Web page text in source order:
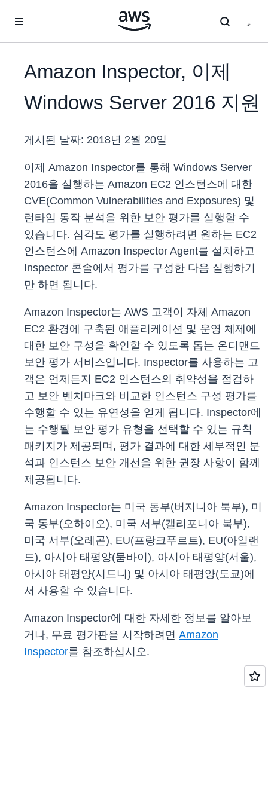
Amazon Inspector, 이제
Windows Server 2016 지원
게시된 날짜: 2018년 2월 20일
이제 Amazon Inspector를 통해 Windows Server
2016을 실행하는 Amazon EC2 인스턴스에 대한
CVE(Common Vulnerabilities and Exposures) 및
런타임 동작 분석을 위한 보안 평가를 실행할 수
있습니다. 심각도 평가를 실행하려면 원하는 EC2
인스턴스에 Amazon Inspector Agent를 설치하고
Inspector 콘솔에서 평가를 구성한 다음 실행하기
만 하면 됩니다.
Amazon Inspector는 AWS 고객이 자체 Amazon
EC2 환경에 구축된 애플리케이션 및 운영 체제에
대한 보안 구성을 확인할 수 있도록 돕는 온디맨드
보안 평가 서비스입니다. Inspector를 사용하는 고
객은 언제든지 EC2 인스턴스의 취약성을 점검하
고 보안 벤치마크와 비교한 인스턴스 구성 평가를
수행할 수 있는 유연성을 얻게 됩니다. Inspector에
는 수행될 보안 평가 유형을 선택할 수 있는 규칙
패키지가 제공되며, 평가 결과에 대한 세부적인 분
석과 인스턴스 보안 개선을 위한 권장 사항이 함께
제공됩니다.
Amazon Inspector는 미국 동부(버지니아 북부), 미
국 동부(오하이오), 미국 서부(캘리포니아 북부),
미국 서부(오레곤), EU(프랑크푸르트), EU(아일랜
드), 아시아 태평양(뭄바이), 아시아 태평양(서울),
아시아 태평양(시드니) 및 아시아 태평양(도쿄)에
서 사용할 수 있습니다.
Amazon Inspector에 대한 자세한 정보를 알아보
거나, 무료 평가판을 시작하려면 Amazon
Inspector를 참조하십시오.